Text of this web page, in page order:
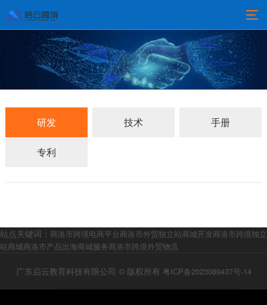
研发 技术 手册
专利
站点关键词： 商洛市跨境电商平台商洛市外贸独立站商城开发商洛市跨境独立
站商城商洛市产品出海商城服务商洛市跨境外贸物流
广东启云教育科技有限公司 © 版权所有 粤ICP备2023089437号-14